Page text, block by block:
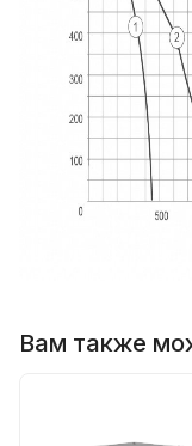
Вам также